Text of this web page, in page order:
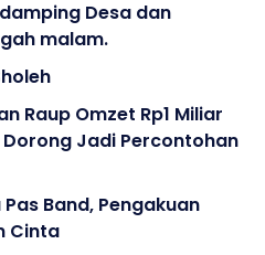
Desa dan
malam.
Raup Omzet Rp1 Miliar
Dorong Jadi Percontohan
Band, Pengakuan
Cinta